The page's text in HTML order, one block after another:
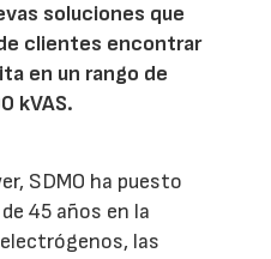
soluciones que
clientes encontrar
en un rango de
kVAS.
SDMO ha puesto
45 años en la
las